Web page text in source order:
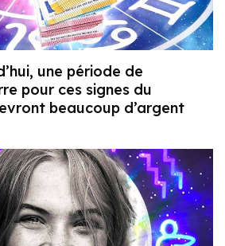
une période de
pour ces signes du
beaucoup d’argent